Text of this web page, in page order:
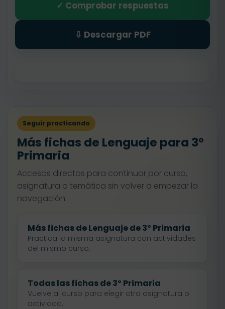
✓ Comprobar respuestas
⇩ Descargar PDF
Seguir practicando
Más fichas de Lenguaje para 3º
Primaria
Accesos directos para continuar por curso,
asignatura o temática sin volver a empezar la
navegación.
Más fichas de Lenguaje de 3º Primaria
Practica la misma asignatura con actividades
del mismo curso.
Todas las fichas de 3º Primaria
Vuelve al curso para elegir otra asignatura o
actividad.